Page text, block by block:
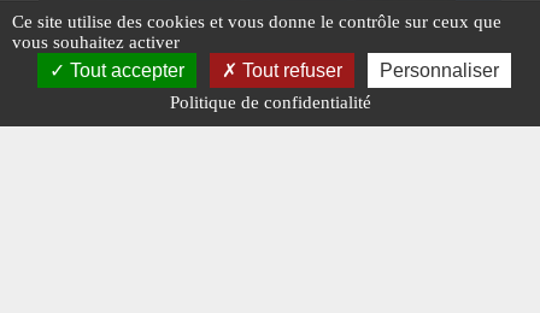
Ce site utilise des cookies et vous donne le contrôle sur ceux que
vous souhaitez activer
Tout accepter Tout refuser Personnaliser
Politique de confidentialité